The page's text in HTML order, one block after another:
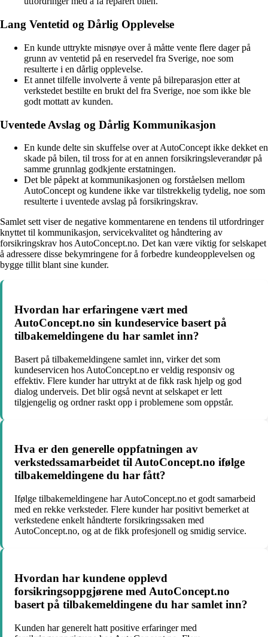
Lang Ventetid og Dårlig Opplevelse
En kunde uttrykte misnøye over å måtte vente flere dager på
grunn av ventetid på en reservedel fra Sverige, noe som
resulterte i en dårlig opplevelse.
Et annet tilfelle involverte å vente på bilreparasjon etter at
verkstedet bestilte en brukt del fra Sverige, noe som ikke ble
godt mottatt av kunden.
Uventede Avslag og Dårlig Kommunikasjon
En kunde delte sin skuffelse over at AutoConcept ikke dekket en
skade på bilen, til tross for at en annen forsikringsleverandør på
samme grunnlag godkjente erstatningen.
Det ble påpekt at kommunikasjonen og forståelsen mellom
AutoConcept og kundene ikke var tilstrekkelig tydelig, noe som
resulterte i uventede avslag på forsikringskrav.
Samlet sett viser de negative kommentarene en tendens til utfordringer
knyttet til kommunikasjon, servicekvalitet og håndtering av
forsikringskrav hos AutoConcept.no. Det kan være viktig for selskapet
å adressere disse bekymringene for å forbedre kundeopplevelsen og
bygge tillit blant sine kunder.
Hvordan har erfaringene vært med
AutoConcept.no sin kundeservice basert på
tilbakemeldingene du har samlet inn?
Basert på tilbakemeldingene samlet inn, virker det som
kundeservicen hos AutoConcept.no er veldig responsiv og
effektiv. Flere kunder har uttrykt at de fikk rask hjelp og god
dialog underveis. Det blir også nevnt at selskapet er lett
tilgjengelig og ordner raskt opp i problemene som oppstår.
Hva er den generelle oppfatningen av
verkstedssamarbeidet til AutoConcept.no ifølge
tilbakemeldingene du har fått?
Ifølge tilbakemeldingene har AutoConcept.no et godt samarbeid
med en rekke verksteder. Flere kunder har positivt bemerket at
verkstedene enkelt håndterte forsikringssaken med
AutoConcept.no, og at de fikk profesjonell og smidig service.
Hvordan har kundene opplevd
forsikringsoppgjørene med AutoConcept.no
basert på tilbakemeldingene du har samlet inn?
Kunden har generelt hatt positive erfaringer med